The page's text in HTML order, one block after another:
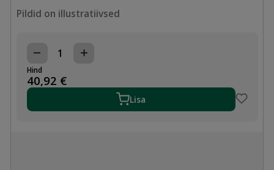
Pildid on illustratiivsed
RADIAATORI
PÕRANDAKANDUR
STANDFIX
SSPK-
870
Hind
40,92 €
Lisa